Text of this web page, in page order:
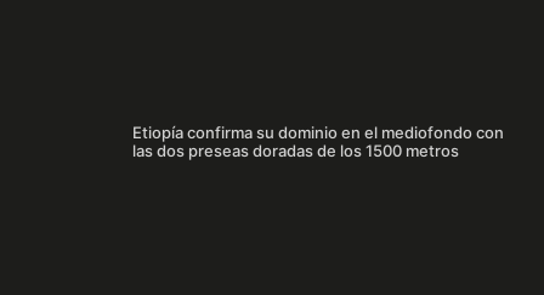
Etiopía confirma su dominio en el mediofondo con
las dos preseas doradas de los 1500 metros